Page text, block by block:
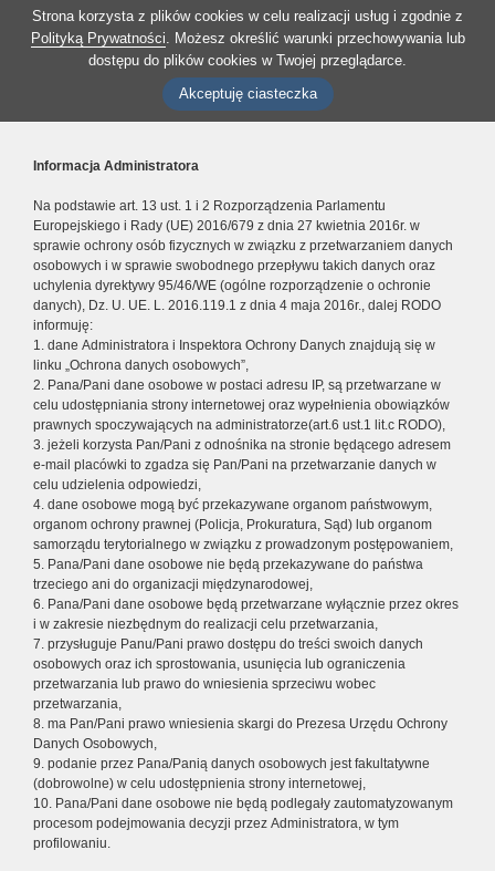
Strona korzysta z plików cookies w celu realizacji usług i zgodnie z
Polityką Prywatności. Możesz określić warunki przechowywania lub
dostępu do plików cookies w Twojej przeglądarce.
Akceptuję ciasteczka
Informacja Administratora
Na podstawie art. 13 ust. 1 i 2 Rozporządzenia Parlamentu
Europejskiego i Rady (UE) 2016/679 z dnia 27 kwietnia 2016r. w
sprawie ochrony osób fizycznych w związku z przetwarzaniem danych
osobowych i w sprawie swobodnego przepływu takich danych oraz
uchylenia dyrektywy 95/46/WE (ogólne rozporządzenie o ochronie
danych), Dz. U. UE. L. 2016.119.1 z dnia 4 maja 2016r., dalej RODO
informuję:
1. dane Administratora i Inspektora Ochrony Danych znajdują się w
linku „Ochrona danych osobowych”,
2. Pana/Pani dane osobowe w postaci adresu IP, są przetwarzane w
celu udostępniania strony internetowej oraz wypełnienia obowiązków
prawnych spoczywających na administratorze(art.6 ust.1 lit.c RODO),
3. jeżeli korzysta Pan/Pani z odnośnika na stronie będącego adresem
e-mail placówki to zgadza się Pan/Pani na przetwarzanie danych w
celu udzielenia odpowiedzi,
4. dane osobowe mogą być przekazywane organom państwowym,
organom ochrony prawnej (Policja, Prokuratura, Sąd) lub organom
samorządu terytorialnego w związku z prowadzonym postępowaniem,
5. Pana/Pani dane osobowe nie będą przekazywane do państwa
trzeciego ani do organizacji międzynarodowej,
6. Pana/Pani dane osobowe będą przetwarzane wyłącznie przez okres
i w zakresie niezbędnym do realizacji celu przetwarzania,
7. przysługuje Panu/Pani prawo dostępu do treści swoich danych
osobowych oraz ich sprostowania, usunięcia lub ograniczenia
przetwarzania lub prawo do wniesienia sprzeciwu wobec
przetwarzania,
8. ma Pan/Pani prawo wniesienia skargi do Prezesa Urzędu Ochrony
Danych Osobowych,
9. podanie przez Pana/Panią danych osobowych jest fakultatywne
(dobrowolne) w celu udostępnienia strony internetowej,
10. Pana/Pani dane osobowe nie będą podlegały zautomatyzowanym
procesom podejmowania decyzji przez Administratora, w tym
profilowaniu.